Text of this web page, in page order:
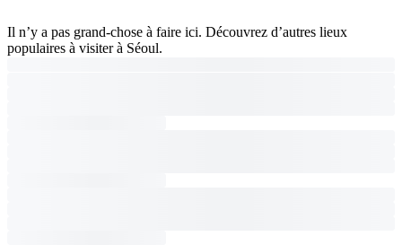
Il n’y a pas grand-chose à faire ici. Découvrez d’autres lieux
populaires à visiter à Séoul.